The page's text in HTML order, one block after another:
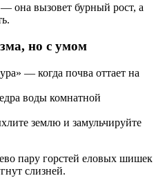
она вызовет бурный рост, а
но с умом
— когда почва оттает на
воды комнатной
землю и замульчируйте
пару горстей еловых шишек
слизней.